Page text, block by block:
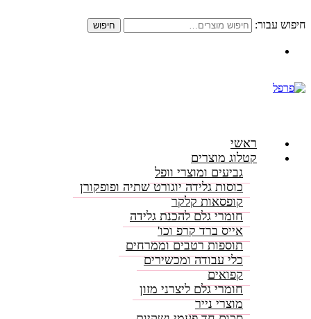
חיפוש עבור: חיפוש
ראשי
קטלוג מוצרים
גביעים ומוצרי וופל
כוסות גלידה יוגורט שתיה ופופקורן
קופסאות קלקר
חומרי גלם להכנת גלידה
אייס ברד קרפ וכו'
תוספות רטבים וממרחים
כלי עבודה ומכשירים
קפואים
חומרי גלם ליצרני מזון
מוצרי נייר